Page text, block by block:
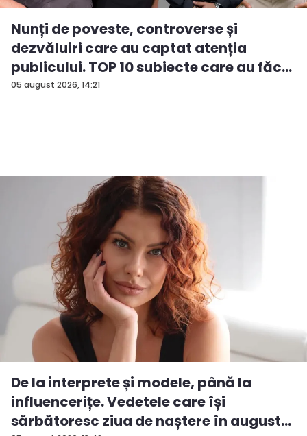
05 august 2026, 14:21
Nunți de poveste, controverse și
dezvăluiri care au captat atenția
publicului. TOP 10 subiecte care au făc...
De la interprete și modele, până la
influencerițe. Vedetele care își
sărbătoresc ziua de naștere în august...